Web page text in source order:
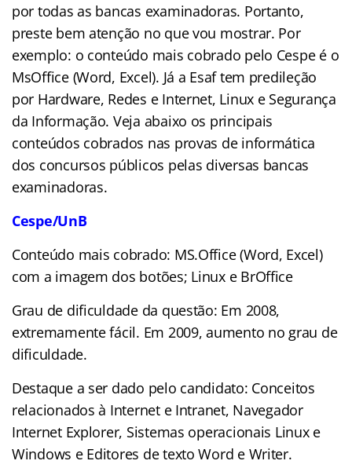
por todas as bancas examinadoras. Portanto,
preste bem atenção no que vou mostrar. Por
exemplo: o conteúdo mais cobrado pelo Cespe é o
MsOffice (Word, Excel). Já a Esaf tem predileção
por Hardware, Redes e Internet, Linux e Segurança
da Informação. Veja abaixo os principais
conteúdos cobrados nas provas de informática
dos concursos públicos pelas diversas bancas
examinadoras.
Cespe/UnB
Conteúdo mais cobrado: MS.Office (Word, Excel)
com a imagem dos botões; Linux e BrOffice
Grau de dificuldade da questão: Em 2008,
extremamente fácil. Em 2009, aumento no grau de
dificuldade.
Destaque a ser dado pelo candidato: Conceitos
relacionados à Internet e Intranet, Navegador
Internet Explorer, Sistemas operacionais Linux e
Windows e Editores de texto Word e Writer.